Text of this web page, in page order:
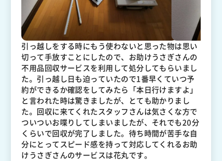
引っ越しをする時にもう使わないと思った物は思い
切って手放すことにしたので、お助けうさぎさんの
不用品回収サービスを利用して処分してもらいまし
た。引っ越し日も迫っていたので1番早くていつ予
約ができるか確認をしてみたら「本日行けますよ」
と言われた時は驚きましたが、とても助かりまし
た。回収に来てくれたスタッフさんは気さくな方で
ついついお喋りしてしまいましたが、それでも20分
くらいで回収が完了しました。待ち時間が苦手な自
分にとってスピード感を持って対応してくれるお助
けうさぎさんのサービスは花丸です。